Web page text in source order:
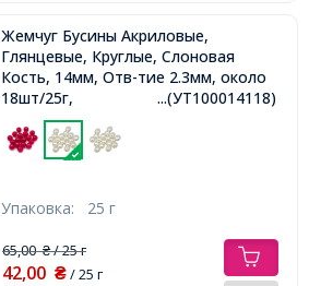
Жемчуг Бусины Акриловые,
Глянцевые, Круглые, Слоновая
Кость, 14мм, Отв-тие 2.3мм, около
18шт/25г,
...(УТ100014118)
Упаковка: 25 г
65,00₴/ 25 г
42,00 ₴/ 25 г